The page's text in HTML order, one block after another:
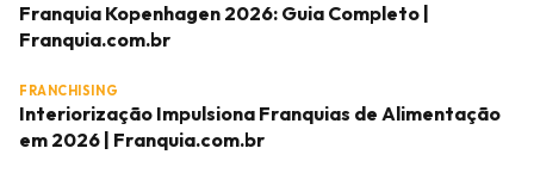
Franquia Kopenhagen 2026: Guia Completo |
Franquia.com.br
FRANCHISING
Interiorização Impulsiona Franquias de Alimentação
em 2026 | Franquia.com.br